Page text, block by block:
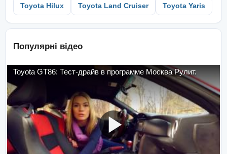
Toyota Hilux Toyota Land Cruiser Toyota Yaris
Популярні відео
Toyota GT86: Тест-драйв в программе Москва Рулит.